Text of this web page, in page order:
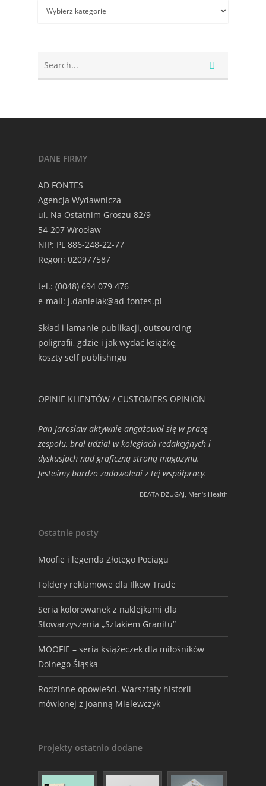
Kategorie
DANE FIRMY
AD FONTES
Agencja Wydawnicza
ul. Na Ostatnim Groszu 82/9
54-207 Wrocław
NIP: PL 886-248-22-77
Regon: 020977587
tel.: (0048) 694 079 476
e-mail: j.danielak@ad-fontes.pl
Skład i łamanie publikacji, outsourcing
poligrafii, gdzie i jak wydać książkę,
koszty self publishngu
OPINIE KLIENTÓW / CUSTOMERS OPINION
Pan Jarosław aktywnie angażował się w pracę
zespołu, brał udział w kolegiach redakcyjnych i
dyskusjach nad graficzną stroną magazynu.
Jesteśmy bardzo zadowoleni z tej współpracy.
BEATA DŻUGAJ, Men‘s Health
Ostatnie posty
Moofie i legenda Złotego Pociągu
Foldery reklamowe dla Ilkow Trade
Seria kolorowanek z naklejkami dla
Stowarzyszenia „Szlakiem Granitu”
MOOFIE – seria książeczek dla miłośników
Dolnego Śląska
Rodzinne opowieści. Warsztaty historii
mówionej z Joanną Mielewczyk
Projekty ostatnio dodane